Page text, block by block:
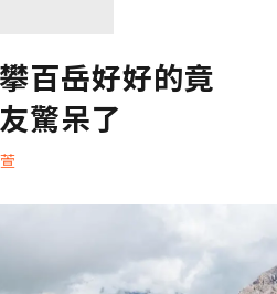
百岳好好的竟
驚呆了